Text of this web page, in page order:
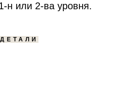
н или 2-ва уровня.
ДЕТАЛИ